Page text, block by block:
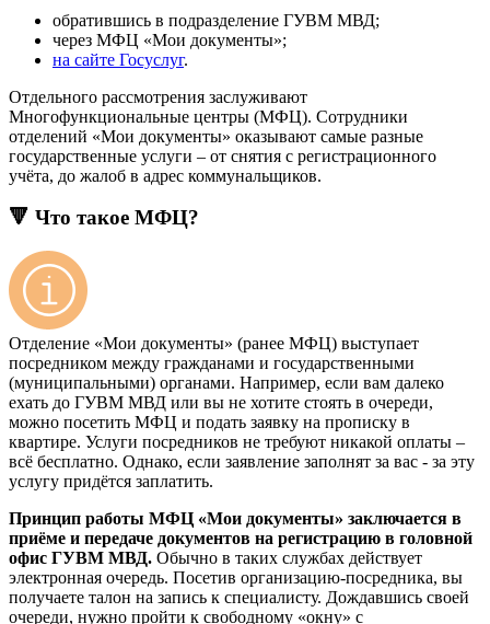
обратившись в подразделение ГУВМ МВД;
через МФЦ «Мои документы»;
на сайте Госуслуг.
Отдельного рассмотрения заслуживают
Многофункциональные центры (МФЦ). Сотрудники
отделений «Мои документы» оказывают самые разные
государственные услуги – от снятия с регистрационного
учёта, до жалоб в адрес коммунальщиков.
🔻 Что такое МФЦ?
Отделение «Мои документы» (ранее МФЦ) выступает
посредником между гражданами и государственными
(муниципальными) органами. Например, если вам далеко
ехать до ГУВМ МВД или вы не хотите стоять в очереди,
можно посетить МФЦ и подать заявку на прописку в
квартире. Услуги посредников не требуют никакой оплаты –
всё бесплатно. Однако, если заявление заполнят за вас - за эту
услугу придётся заплатить.
Принцип работы МФЦ «Мои документы» заключается в
приёме и передаче документов на регистрацию в головной
офис ГУВМ МВД. Обычно в таких службах действует
электронная очередь. Посетив организацию-посредника, вы
получаете талон на запись к специалисту. Дождавшись своей
очереди, нужно пройти к свободному «окну» с